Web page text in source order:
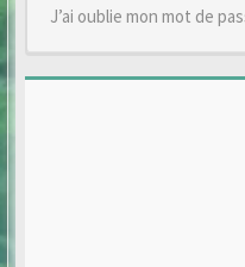
J’ai oublie mon mot de